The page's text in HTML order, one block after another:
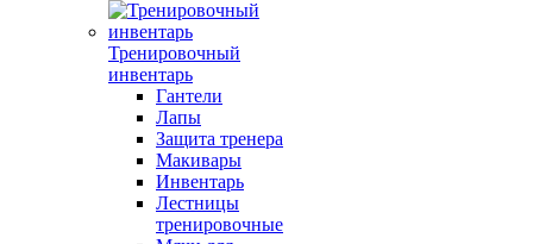
Тренировочный
инвентарь
Гантели
Лапы
Защита тренера
Макивары
Инвентарь
Лестницы
тренировочные